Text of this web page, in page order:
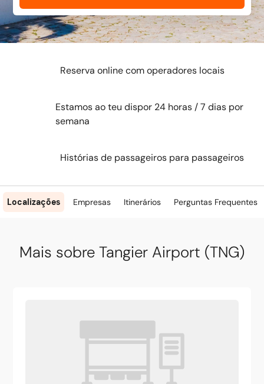
Localizações Empresas Itinerários Perguntas Frequentes
Reserva online com operadores locais
Estamos ao teu dispor 24 horas / 7 dias por
semana
Histórias de passageiros para passageiros
Mais sobre Tangier Airport (TNG)